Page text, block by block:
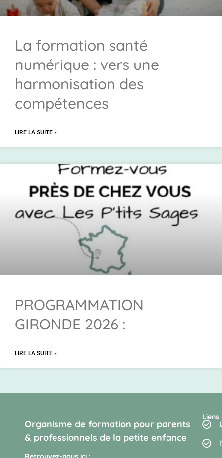
La formation santé
numérique : vers une
harmonisation des
compétences
LIRE LA SUITE »
PROGRAMMATION
GIRONDE 2026 :
LIRE LA SUITE »
Organisme de formation pour parents
& professionnels de la petite enfance
Retrouvez-nous ici :
Liens